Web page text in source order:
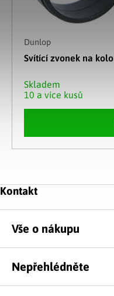
Dunlop
Svítící zvonek na kolo
Skladem
10 a více kusů
Zápatí
Kontakt
Vše o nákupu
Nepřehlédněte